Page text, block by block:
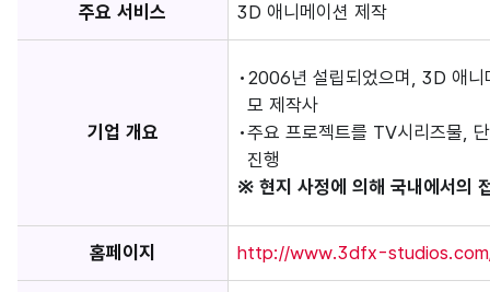
주요 서비스 3D 애니메이션 제작
기업 개요
2006년 설립되었으며, 3D 애니
모 제작사
주요 프로젝트를 TV시리즈물,
진행
※ 현지 사정에 의해 국내에서의
홈페이지 http://www.3dfx-